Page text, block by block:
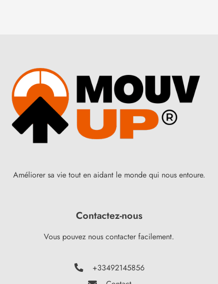
Améliorer sa vie tout en aidant le monde qui nous entoure.
Contactez-nous
Vous pouvez nous contacter facilement.
+33492145856